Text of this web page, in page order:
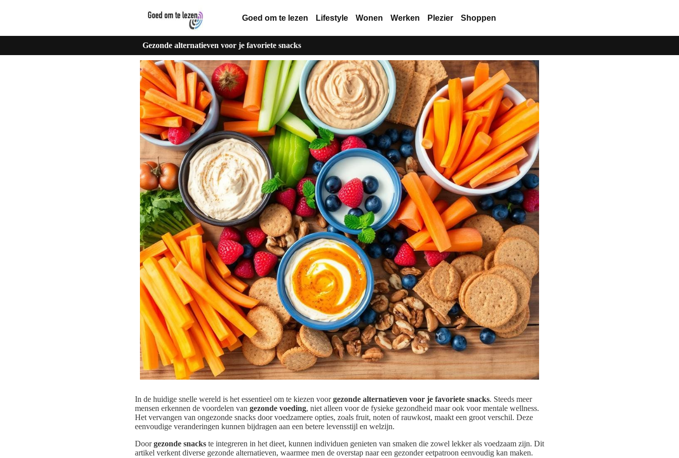
Goed om te lezen Lifestyle Wonen Werken Plezier Shoppen
Gezonde alternatieven voor je favoriete snacks
In de huidige snelle wereld is het essentieel om te kiezen voorgezonde alternatieven voor je favoriete snacks. Steeds meer
mensen erkennen de voordelen van gezonde voeding, niet alleen voor de fysieke gezondheid maar ook voor mentale wellness.
Het vervangen van ongezonde snacks door voedzamere opties, zoals fruit, noten of rauwkost, maakt een groot verschil. Deze
eenvoudige veranderingen kunnen bijdragen aan een betere levensstijl en welzijn.
Doorgezonde snacks te integreren in het dieet, kunnen individuen genieten van smaken die zowel lekker als voedzaam zijn. Dit
artikel verkent diverse gezonde alternatieven, waarmee men de overstap naar een gezonder eetpatroon eenvoudig kan maken.